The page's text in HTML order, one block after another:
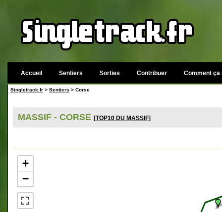
Accueil Sentiers Sorties Contribuer Comment ça
Singletrack.fr > Sentiers > Corse
MASSIF - CORSE [TOP10 DU MASSIF]
+
−